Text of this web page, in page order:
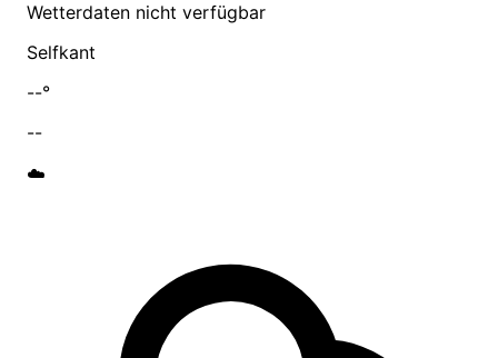
Wetterdaten nicht verfügbar
Selfkant
--°
--
☁️